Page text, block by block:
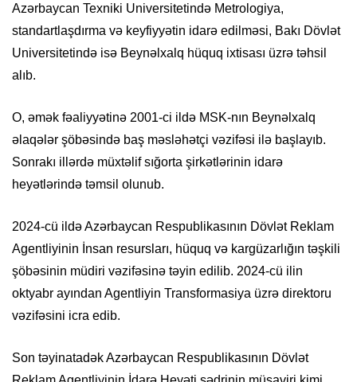
Azərbaycan Texniki Universitetində Metrologiya,
standartlaşdırma və keyfiyyətin idarə edilməsi, Bakı Dövlət
Universitetində isə Beynəlxalq hüquq ixtisası üzrə təhsil
alıb.
O, əmək fəaliyyətinə 2001-ci ildə MSK-nın Beynəlxalq
əlaqələr şöbəsində baş məsləhətçi vəzifəsi ilə başlayıb.
Sonrakı illərdə müxtəlif sığorta şirkətlərinin idarə
heyətlərində təmsil olunub.
2024-cü ildə Azərbaycan Respublikasının Dövlət Reklam
Agentliyinin İnsan resursları, hüquq və kargüzarlığın təşkili
şöbəsinin müdiri vəzifəsinə təyin edilib. 2024-cü ilin
oktyabr ayından Agentliyin Transformasiya üzrə direktoru
vəzifəsini icra edib.
Son təyinatadək Azərbaycan Respublikasının Dövlət